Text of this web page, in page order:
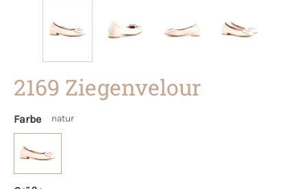
2169 Ziegenvelour
Farbe natur